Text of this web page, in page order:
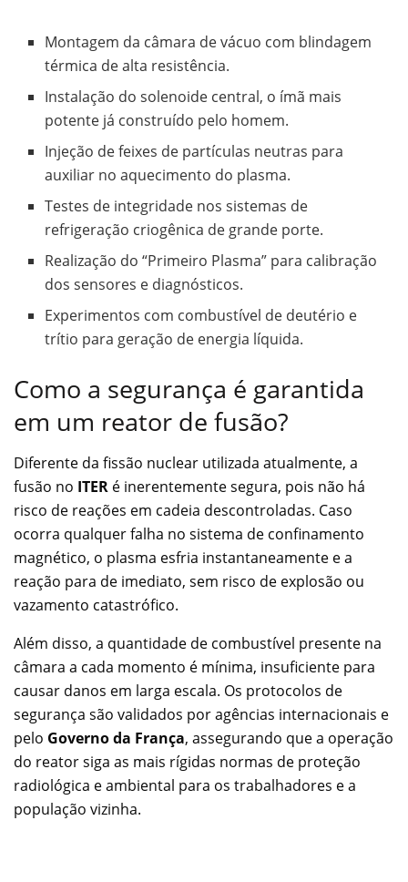
Montagem da câmara de vácuo com blindagem
térmica de alta resistência.
Instalação do solenoide central, o ímã mais
potente já construído pelo homem.
Injeção de feixes de partículas neutras para
auxiliar no aquecimento do plasma.
Testes de integridade nos sistemas de
refrigeração criogênica de grande porte.
Realização do “Primeiro Plasma” para calibração
dos sensores e diagnósticos.
Experimentos com combustível de deutério e
trítio para geração de energia líquida.
Como a segurança é garantida
em um reator de fusão?
Diferente da fissão nuclear utilizada atualmente, a
fusão no ITER é inerentemente segura, pois não há
risco de reações em cadeia descontroladas. Caso
ocorra qualquer falha no sistema de confinamento
magnético, o plasma esfria instantaneamente e a
reação para de imediato, sem risco de explosão ou
vazamento catastrófico.
Além disso, a quantidade de combustível presente na
câmara a cada momento é mínima, insuficiente para
causar danos em larga escala. Os protocolos de
segurança são validados por agências internacionais e
pelo Governo da França, assegurando que a operação
do reator siga as mais rígidas normas de proteção
radiológica e ambiental para os trabalhadores e a
população vizinha.